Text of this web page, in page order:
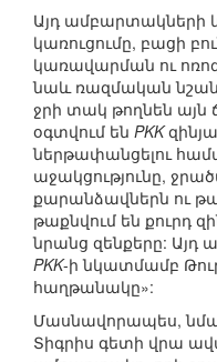
Այդ ամբարտակների
կառուցումը, բացի
կառավարման ու
նաև ռազմական
ջրի տակ թողնեն
օգտվում են PKK
ներթափանցելու
աջակցությունը,
քարանձավներն ու
թաքնվում են քուրդ
նրանց զենքերը: Այդ
PKK-ի նկատմամբ
հաղթանակը»:
Մասնավորապես,
Տիգրիս գետի վրա